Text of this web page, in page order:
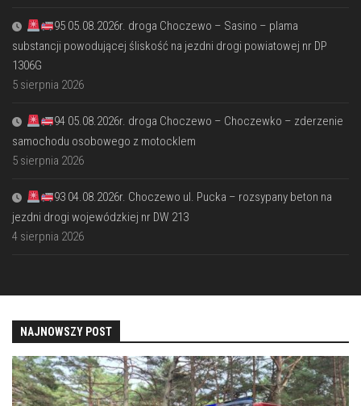
95 05.08.2026r. droga Choczewo – Sasino – plama
substancji powodującej śliskość na jezdni drogi powiatowej nr DP
1306G
5 sierpnia 2026
94 05.08.2026r. droga Choczewo – Choczewko – zderzenie
samochodu osobowego z motocklem
5 sierpnia 2026
93 04.08.2026r. Choczewo ul. Pucka – rozsypany beton na
jezdni drogi wojewódzkiej nr DW 213
4 sierpnia 2026
NAJNOWSZY POST